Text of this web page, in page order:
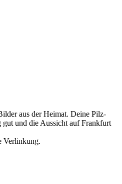
aus der Heimat. Deine Pilz-
und die Aussicht auf Frankfurt
Verlinkung.